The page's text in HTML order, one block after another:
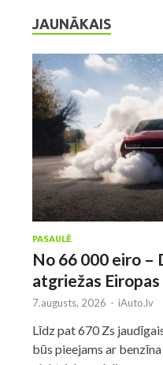
JAUNĀKAIS
PASAULĒ
No 66 000 eiro –
atgriežas
7.augusts, 2026 - iAuto.lv
Līdz pat 670 Zs
būs pieejams ar